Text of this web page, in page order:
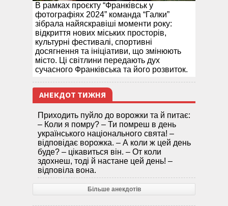
В рамках проєкту “Франківськ у
фотографіях 2024” команда “Галки”
зібрала найяскравіші моменти року:
відкриття нових міських просторів,
культурні фестивалі, спортивні
досягнення та ініціативи, що змінюють
місто. Ці світлини передають дух
сучасного Франківська та його розвиток.
АНЕКДОТ ТИЖНЯ
Приходить пуйло до ворожки та й питає:
– Коли я помру? – Ти помреш в день
українського національного свята! –
відповідає ворожка. – А коли ж цей день
буде? – цікавиться він. – От коли
здохнеш, тоді й настане цей день! –
відповіла вона.
Більше анекдотів